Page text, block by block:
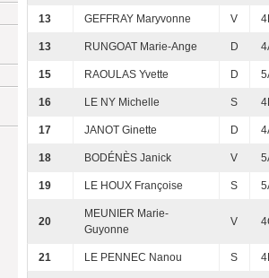
13 GEFFRAY Maryvonne V
13 RUNGOAT Marie-Ange D
15 RAOULAS Yvette D
16 LE NY Michelle S
17 JANOT Ginette D
18 BODÉNÈS Janick V
19 LE HOUX Françoise S
20
MEUNIER Marie-
Guyonne
V
21 LE PENNEC Nanou S